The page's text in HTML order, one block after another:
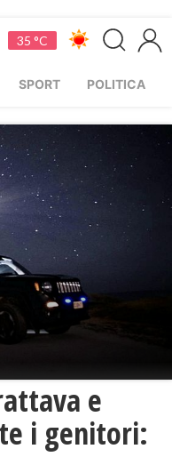
35 °C
SPORT POLITICA
e
i genitori: